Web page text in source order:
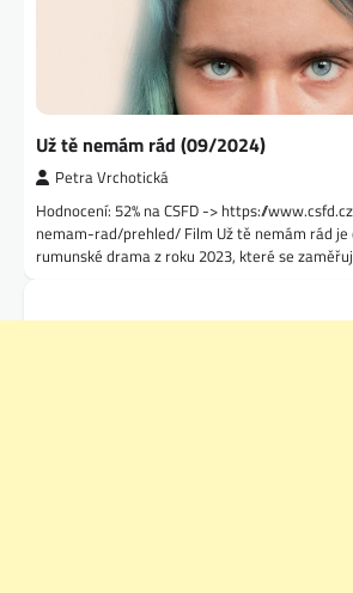
Už tě nemám rád (09/2024)
Petra Vrchotická
Hodnocení: 52% na CSFD -> https://
nemam-rad/prehled/ Film Už tě nemám rád
rumunské drama z roku 2023, které se